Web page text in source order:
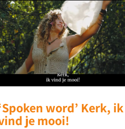
word’ Kerk, ik
je mooi!